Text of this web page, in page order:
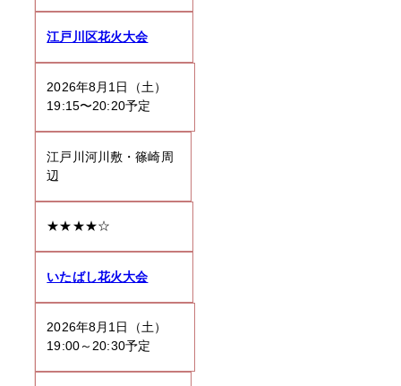
江戸川区花火大会
2026年8月1日（土）
19:15〜20:20予定
江戸川河川敷・篠崎周
辺
★★★★☆
いたばし花火大会
2026年8月1日（土）
19:00～20:30予定